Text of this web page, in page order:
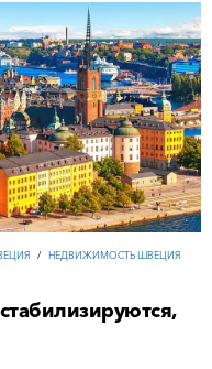
/ НЕДВИЖИМОСТЬ ШВЕЦИЯ